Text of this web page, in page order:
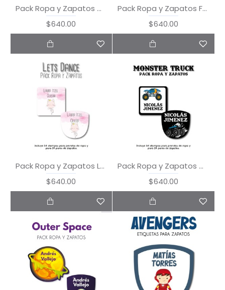
Pack Ropa y Zapatos Cute Dragon
$640.00
Pack Ropa y Zapatos Forest Animals
$640.00
Pack Ropa y Zapatos Let's Dance
$640.00
Pack Ropa y Zapatos Monster Truck
$640.00